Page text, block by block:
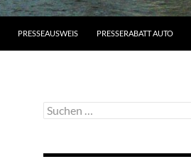
PRESSEAUSWEIS PRESSERABATT AUTO
Suchen
nach: